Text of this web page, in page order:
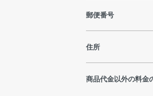
郵便番号
住所
商品代金以外の料金